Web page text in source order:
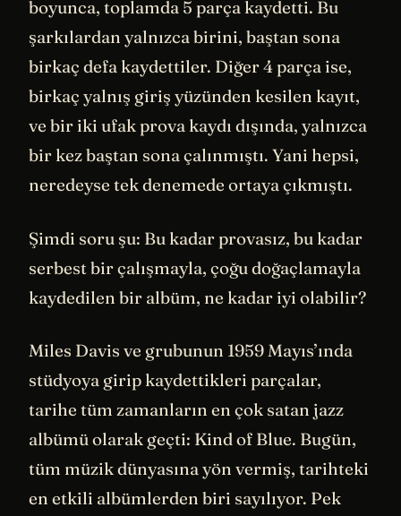
boyunca, toplamda 5 parça kaydetti. Bu
şarkılardan yalnızca birini, baştan sona
birkaç defa kaydettiler. Diğer 4 parça ise,
birkaç yalnış giriş yüzünden kesilen kayıt,
ve bir iki ufak prova kaydı dışında, yalnızca
bir kez baştan sona çalınmıştı. Yani hepsi,
neredeyse tek denemede ortaya çıkmıştı.
Şimdi soru şu: Bu kadar provasız, bu kadar
serbest bir çalışmayla, çoğu doğaçlamayla
kaydedilen bir albüm, ne kadar iyi olabilir?
Miles Davis ve grubunun 1959 Mayıs’ında
stüdyoya girip kaydettikleri parçalar,
tarihe tüm zamanların en çok satan jazz
albümü olarak geçti: Kind of Blue. Bugün,
tüm müzik dünyasına yön vermiş, tarihteki
en etkili albümlerden biri sayılıyor. Pek